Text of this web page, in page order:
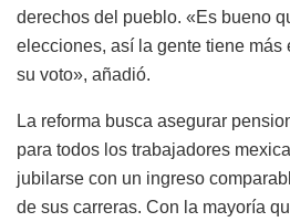
derechos del pueblo. «Es bueno
elecciones, así la gente tiene más
su voto», añadió.
La reforma busca asegurar
para todos los trabajadores
jubilarse con un ingreso
de sus carreras. Con la mayoría